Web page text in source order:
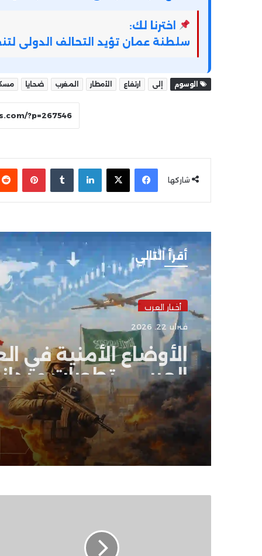
اخترنا لك:
سلطنة عمان تؤيد التحالف الدولى
الوسوم إلى ارتفاع الأمطار المغرب ضحايا
شاركها
فيسبوك
‫X لينكدإن
أقرأ التالي
أخبار العرب
فبراير 22, 2026
الأوضاع الأمنية في
العربي .. تطورات
وتحركات رسمية